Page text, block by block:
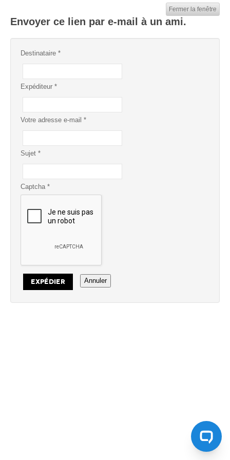
Envoyer ce lien par e-mail à un ami.
Fermer la fenêtre
Destinataire *
Expéditeur *
Votre adresse e-mail *
Sujet *
Captcha*
EXPÉDIER Annuler